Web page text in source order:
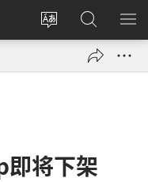
更
登
录
（打
搜
索
JW.ORG
显
将下架